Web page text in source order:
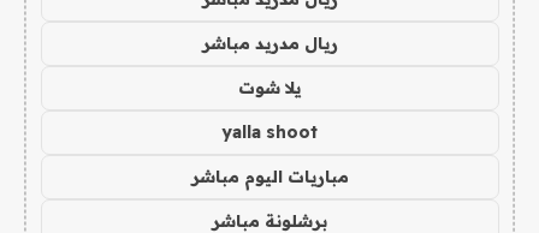
ريال مدريد مباشر
يلا شوت
yalla shoot
مباريات اليوم مباشر
برشلونة مباشر